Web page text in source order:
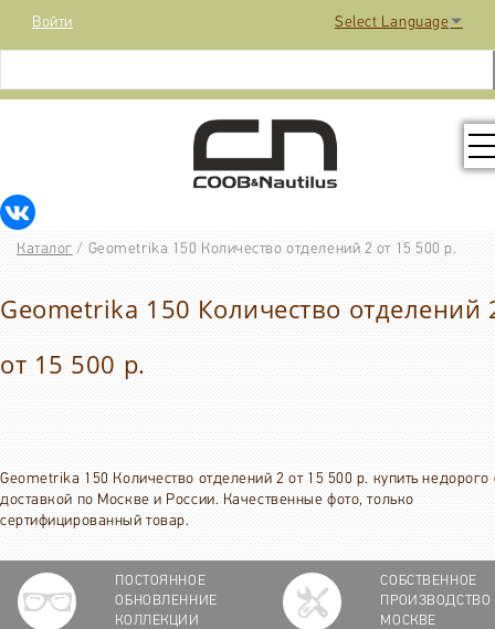
Select Language ▼
Войти
Каталог / Geometrika 150 Количество отделений 2 от 15 500 р.
Geometrika 150 Количество отделений
от 15 500 р.
Geometrika 150 Количество отделений 2 от 15 500 р. купить недорого
доставкой по Москве и России. Качественные фото, только
сертифицированный товар.
ПОСТОЯННОЕ
ОБНОВЛЕННИЕ
КОЛЛЕКЦИИ
СОБСТВЕННОЕ
ПРОИЗВОДСТВО
МОСКВЕ